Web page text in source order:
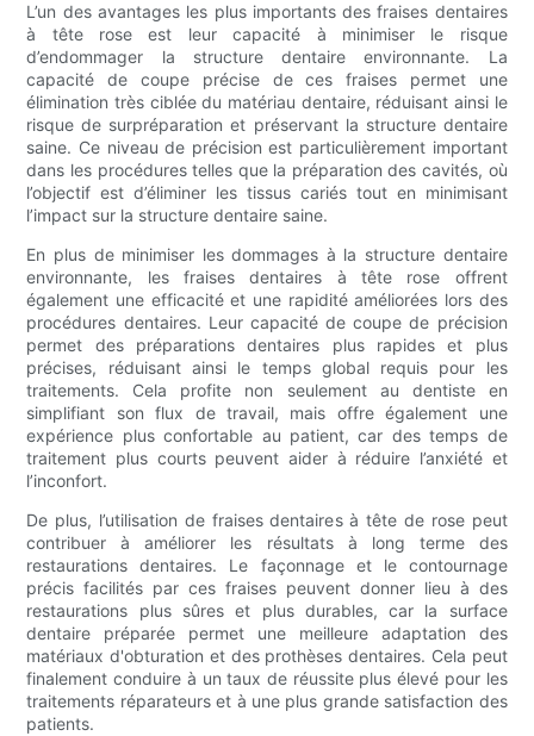
L’un des avantages les plus importants des fraises dentaires
à tête rose est leur capacité à minimiser le risque
d’endommager la structure dentaire environnante. La
capacité de coupe précise de ces fraises permet une
élimination très ciblée du matériau dentaire, réduisant ainsi le
risque de surpréparation et préservant la structure dentaire
saine. Ce niveau de précision est particulièrement important
dans les procédures telles que la préparation des cavités, où
l’objectif est d’éliminer les tissus cariés tout en minimisant
l’impact sur la structure dentaire saine.
En plus de minimiser les dommages à la structure dentaire
environnante, les fraises dentaires à tête rose offrent
également une efficacité et une rapidité améliorées lors des
procédures dentaires. Leur capacité de coupe de précision
permet des préparations dentaires plus rapides et plus
précises, réduisant ainsi le temps global requis pour les
traitements. Cela profite non seulement au dentiste en
simplifiant son flux de travail, mais offre également une
expérience plus confortable au patient, car des temps de
traitement plus courts peuvent aider à réduire l’anxiété et
l’inconfort.
De plus, l’utilisation de fraises dentaires à tête de rose peut
contribuer à améliorer les résultats à long terme des
restaurations dentaires. Le façonnage et le contournage
précis facilités par ces fraises peuvent donner lieu à des
restaurations plus sûres et plus durables, car la surface
dentaire préparée permet une meilleure adaptation des
matériaux d'obturation et des prothèses dentaires. Cela peut
finalement conduire à un taux de réussite plus élevé pour les
traitements réparateurs et à une plus grande satisfaction des
patients.